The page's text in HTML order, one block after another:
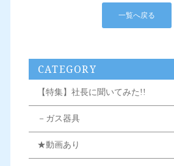
一覧へ戻る
CATEGORY
【特集】社長に聞いてみた!!
－ガス器具
★動画あり